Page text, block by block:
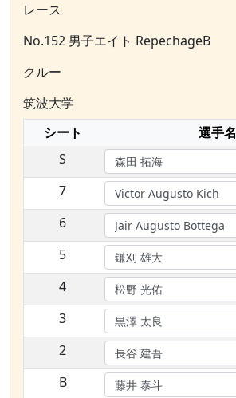
レース
No.152 男子エイト RepechageB
クルー
筑波大学
シート
選手名
S
7
6
5
4
3
2
B